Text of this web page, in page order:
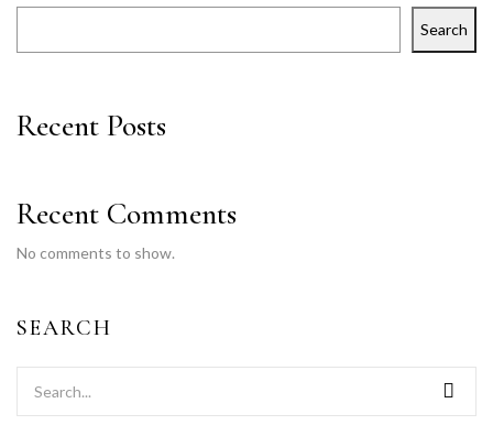
Search
Recent Posts
Recent Comments
No comments to show.
SEARCH